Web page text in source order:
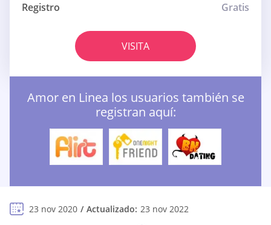
Registro
Gratis
VISITA
Amor en Linea los usuarios también se
registran aquí:
23 nov 2020 Actualizado: 23 nov 2022